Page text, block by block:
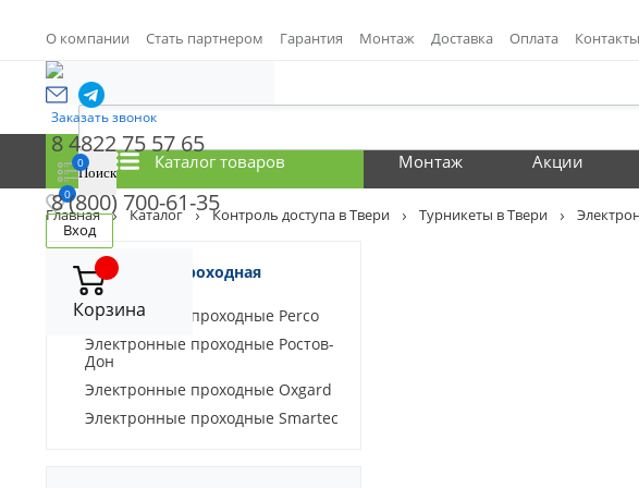
О компании Стать партнером Гарантия Монтаж Доставка Оплата Контакты
Заказать звонок
8 4822 75 57 65
8 (800) 700-61-35
0
0
Вход
Корзина
Каталог товаров Монтаж Акции
Главная Каталог Контроль доступа в Твери Турникеты в Твери
Электронная проходная
(турникет)
Электронные проходные Perco
Электронные проходные Ростов-
Дон
Электронные проходные Oxgard
Электронные проходные Smartec